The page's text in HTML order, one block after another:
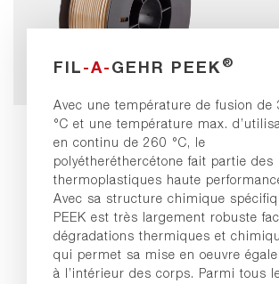
FIL-A-GEHR PEEK ®
Avec une température de fusion de
°C et une température max.
en continu de 260 °C, le
polyétheréthercétone fait partie des
thermoplastiques haute
Avec sa structure chimique
PEEK est très largement robuste
dégradations thermiques et
qui permet sa mise en oeuvre
à l’intérieur des corps. Parmi tous